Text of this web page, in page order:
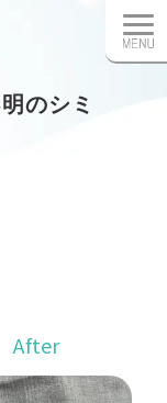
のシミ
After